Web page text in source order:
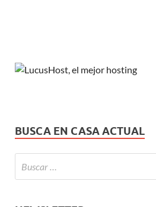
BUSCA EN CASA ACTUAL